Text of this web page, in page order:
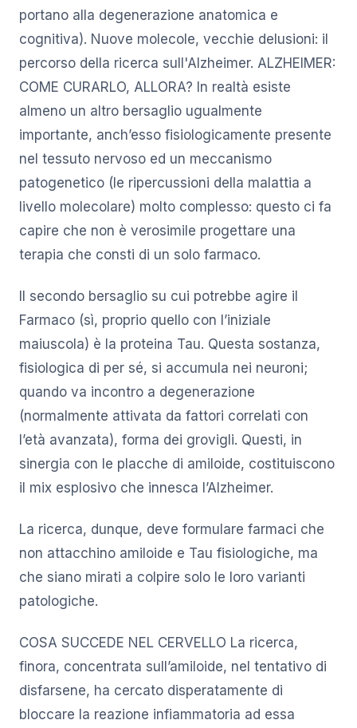
portano alla degenerazione anatomica e
cognitiva). Nuove molecole, vecchie delusioni: il
percorso della ricerca sull'Alzheimer. ALZHEIMER:
COME CURARLO, ALLORA? In realtà esiste
almeno un altro bersaglio ugualmente
importante, anch’esso fisiologicamente presente
nel tessuto nervoso ed un meccanismo
patogenetico (le ripercussioni della malattia a
livello molecolare) molto complesso: questo ci fa
capire che non è verosimile progettare una
terapia che consti di un solo farmaco.
Il secondo bersaglio su cui potrebbe agire il
Farmaco (sì, proprio quello con l’iniziale
maiuscola) è la proteina Tau. Questa sostanza,
fisiologica di per sé, si accumula nei neuroni;
quando va incontro a degenerazione
(normalmente attivata da fattori correlati con
l’età avanzata), forma dei grovigli. Questi, in
sinergia con le placche di amiloide, costituiscono
il mix esplosivo che innesca l’Alzheimer.
La ricerca, dunque, deve formulare farmaci che
non attacchino amiloide e Tau fisiologiche, ma
che siano mirati a colpire solo le loro varianti
patologiche.
COSA SUCCEDE NEL CERVELLO La ricerca,
finora, concentrata sull’amiloide, nel tentativo di
disfarsene, ha cercato disperatamente di
bloccare la reazione infiammatoria ad essa